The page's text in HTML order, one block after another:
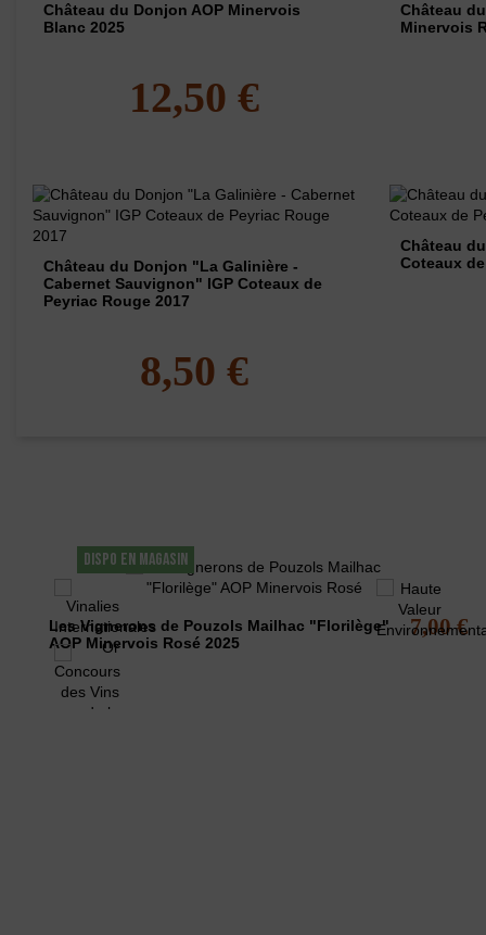
Château du Donjon AOP Minervois
Blanc 2025
12,50 €
Château
Minervois
Château du Donjon "La Galinière -
Cabernet Sauvignon" IGP Coteaux de
Peyriac Rouge 2017
8,50 €
Château
Coteaux
DISPO EN MAGASIN
Les Vignerons de Pouzols Mailhac "Florilège"
AOP Minervois Rosé 2025
7,00 €